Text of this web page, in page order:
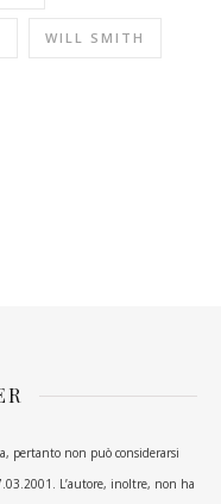
WILL SMITH
pertanto non può considerarsi
L’autore, inoltre, non ha